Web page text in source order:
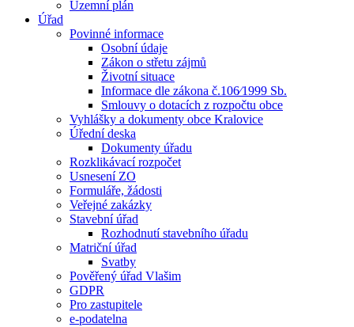
Územní plán
Úřad
Povinné informace
Osobní údaje
Zákon o střetu zájmů
Životní situace
Informace dle zákona č.106⁄1999 Sb.
Smlouvy o dotacích z rozpočtu obce
Vyhlášky a dokumenty obce Kralovice
Úřední deska
Dokumenty úřadu
Rozklikávací rozpočet
Usnesení ZO
Formuláře, žádosti
Veřejné zakázky
Stavební úřad
Rozhodnutí stavebního úřadu
Matriční úřad
Svatby
Pověřený úřad Vlašim
GDPR
Pro zastupitele
e-podatelna